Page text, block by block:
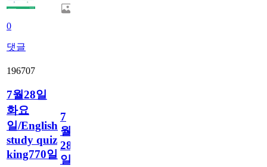
0
댓글
196707
7월28일
화요
일/English
study quiz
king770일
7
월
28
일